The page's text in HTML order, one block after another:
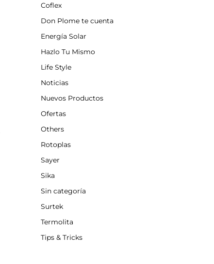
Coflex
Don Plome te cuenta
Energía Solar
Hazlo Tu Mismo
Life Style
Noticias
Nuevos Productos
Ofertas
Others
Rotoplas
Sayer
Sika
Sin categoría
Surtek
Termolita
Tips & Tricks